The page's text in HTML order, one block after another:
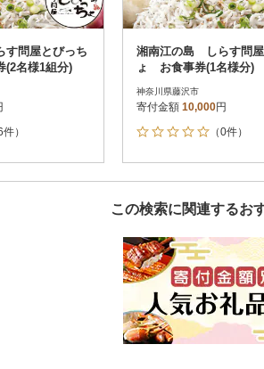
たん決済）
決済)
結果を見
問屋とびっち
名様1組分)
件）
湘南江の島 しらす問
ょ お食事券(1名様分)
神奈川県藤沢市
寄付金額 10,000円
（0件）
この検索に関連するお